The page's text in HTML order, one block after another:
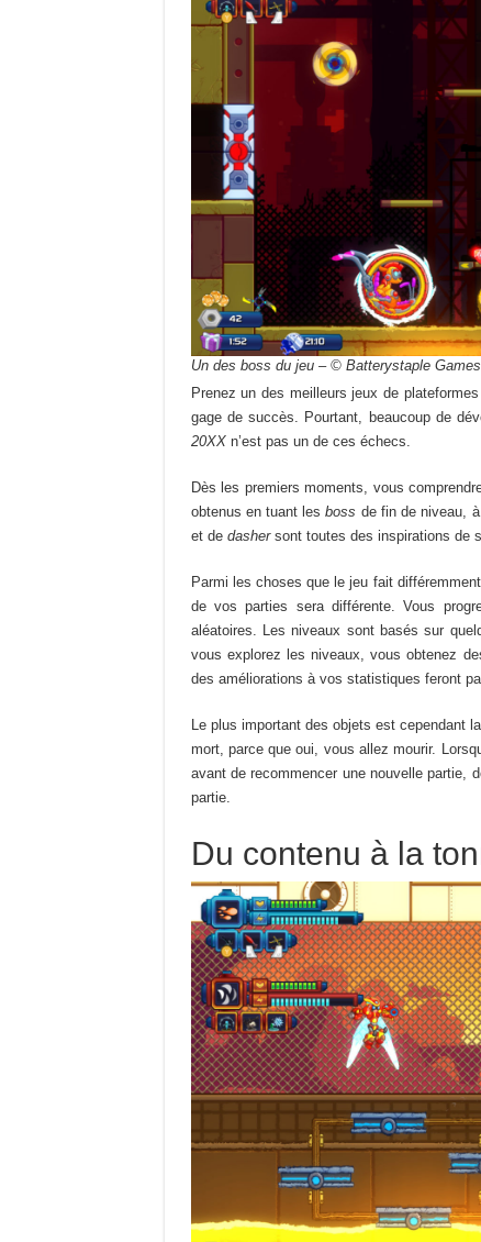
Un des boss du jeu – © Batterystaple Games
Prenez un des meilleurs jeux de
gage de succès. Pourtant, beaucoup de
20XXn’est pas un de ces échecs.
Dès les premiers moments, vous
obtenus en tuant lesboss de fin de niveau,
et de dashersont toutes des inspirations de
Parmi les choses que le jeu fait
de vos parties sera différente. Vous
aléatoires. Les niveaux sont basés sur
vous explorez les niveaux, vous obtenez
des améliorations à vos statistiques feront
Le plus important des objets est cependant
mort, parce que oui, vous allez mourir.
avant de recommencer une nouvelle partie,
partie.
Du contenu à la